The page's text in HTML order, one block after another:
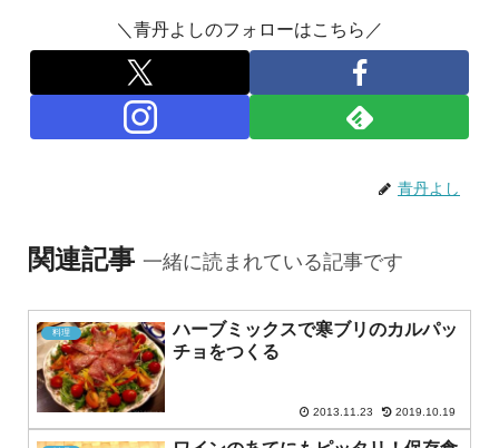
＼青丹よしのフォローはこちら／
青丹よし
関連記事 一緒に読まれている記事です
料理
ハーブミックスで寒ブリのカルパッ
チョをつくる
2013.11.23 2019.10.19